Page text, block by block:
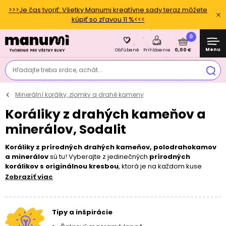
>>>Je čas tvoriť: Všetky Manumi kreatívne sady teraz môžete
kúpiť so zľavou 11 %<<<
Hľadajte treba srdce, achát...
Obľúbené Prihlásenie
0
0,00 € Menu
Minerální korálky, zlomky a drahé kameny
Koráliky z drahých kameňov a
minerálov, Sodalit
Koráliky z prírodných drahých kameňov, polodrahokamov
a minerálovsú tu! Vyberajte z jedinečných prírodných
korálikov s originálnou kresbou, ktorá je na každom kuse
individuálna. Poďte si spoločne s nami vyrobiť
Vždy odporúčame nadvojitúlycrua dozdobiťšatónovými
striebra . Keďže ide o prírodný materiál, je nutné pri výrobe
šperku počítať s ľahkouodchýlkou veľkosti minerálu, ktorá by
Zobraziť viac
Tipy a inšpirácie